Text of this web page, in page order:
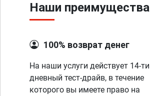
Наши преимущества
100% возврат денег
На наши услуги действует 14-ти
дневный тест-драйв, в течение
которого вы имеете право на